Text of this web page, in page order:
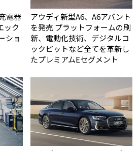
電器
ック
ショ
アウディ新型A6、A6アバント
を発売 プラットフォームの刷
新、電動化技術、デジタルコ
ックピットなど全てを革新し
たプレミアムEセグメント